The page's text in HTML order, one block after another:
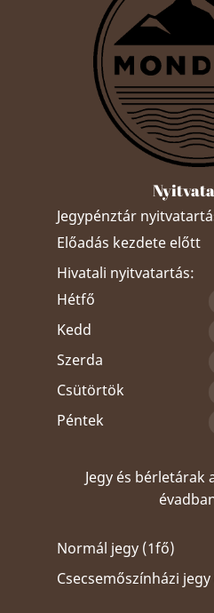
Jegypénztár
Előadás kezdete előtt
Hivatali nyitvatartás:
Hétfő
Kedd
Szerda
Csütörtök
Péntek
Jegy és bérletárak
Normál jegy (1fő)
Csecsemőszínházi